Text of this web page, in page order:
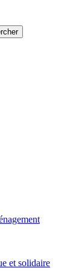
et solidaire